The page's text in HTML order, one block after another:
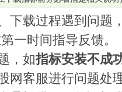
下载过程遇到问题
一时间指导反馈。
，如指标安装不成
网客服进行问题处